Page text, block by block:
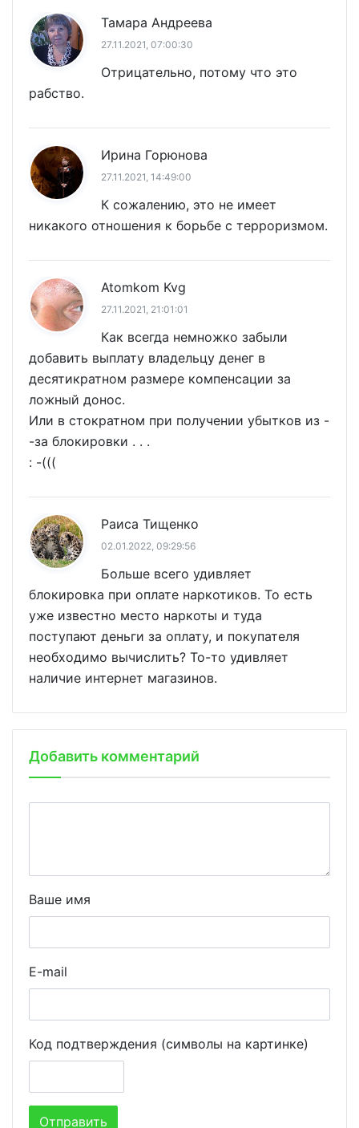
Тамара Андреева
27.11.2021, 07:00:30
Отрицательно, потому что это
рабство.
Ирина Горюнова
27.11.2021, 14:49:00
К сожалению, это не имеет
никакого отношения к борьбе с терроризмом.
Atomkom Kvg
27.11.2021, 21:01:01
Как всегда немножко забыли
добавить выплату владельцу денег в
десятикратном размере компенсации за
ложный донос.
Или в стократном при получении убытков из -
-за блокировки . . .
: -(((
Раиса Тищенко
02.01.2022, 09:29:56
Больше всего удивляет
блокировка при оплате наркотиков. То есть
уже известно место наркоты и туда
поступают деньги за оплату, и покупателя
необходимо вычислить? То-то удивляет
наличие интернет магазинов.
Добавить комментарий
Ваше имя
E-mail
Код подтверждения (символы на картинке)